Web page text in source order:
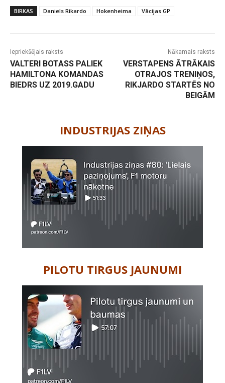
BIRKAS Daniels Rikardo Hokenheima Vācijas GP
Iepriekšējais raksts
VALTERI BOTASS PALIEK
HAMILTONA KOMANDAS
BIEDRS UZ 2019.GADU
Nākamais raksts
VERSTAPENS ĀTRĀKAIS
OTRAJOS TRENIŅOS,
RIKJARDO STARTĒS NO
BEIGĀM
INDUSTRIJAS ZIŅAS
PILOTU TIRGUS JAUNUMI